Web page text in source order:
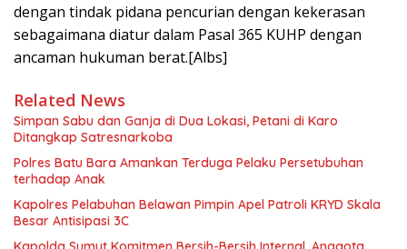
dengan tindak pidana pencurian dengan kekerasan
sebagaimana diatur dalam Pasal 365 KUHP dengan
ancaman hukuman berat.[Albs]
Related News
Simpan Sabu dan Ganja di Dua Lokasi, Petani di Karo
Ditangkap Satresnarkoba
Polres Batu Bara Amankan Terduga Pelaku Persetubuhan
terhadap Anak
Kapolres Pelabuhan Belawan Pimpin Apel Patroli KRYD Skala
Besar Antisipasi 3C